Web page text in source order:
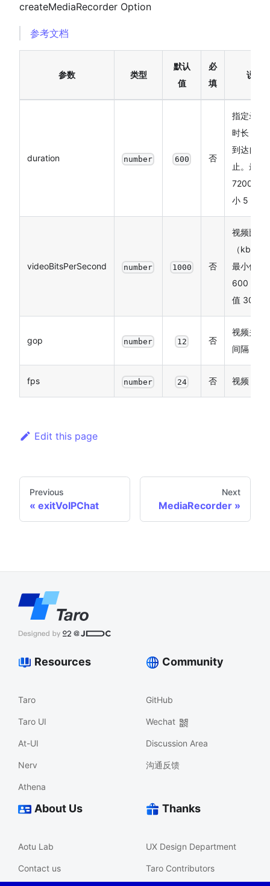
createMediaRecorder Option
参考文档
参数 类型
默认
值
必
填
说明
duration number 600 否
指定录制
时长（s)
到达自动
止。最大
7200，最
小 5
videoBitsPerSecond number 1000 否
视频比特
（kbps
最小值
600，最
值 3000
gop number 12 否
视频关键
间隔
fps number 24 否 视频 fps
Edit this page
Previous
exitVoIPChat
Next
MediaRecorder
Resources
Taro
Taro UI
At-UI
Nerv
Athena
Community
GitHub
Wechat
Discussion Area
沟通反馈
About Us
Aotu Lab
Contact us
Thanks
UX Design Department
Taro Contributors